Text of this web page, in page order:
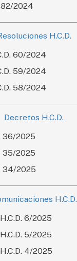
82/2024
H.C.D.
60/2024
59/2024
58/2024
Decretos H.C.D.
36/2025
35/2025
34/2025
H.C.D.
6/2025
5/2025
4/2025